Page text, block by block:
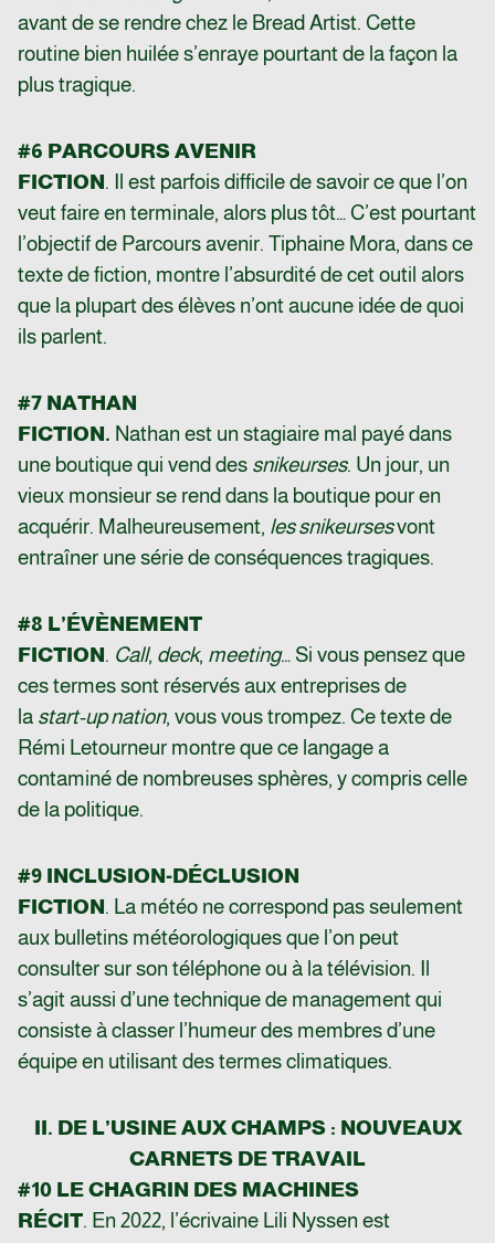
avant de se rendre chez le Bread Artist. Cette
routine bien huilée s’enraye pourtant de la façon la
plus tragique.
#6 PARCOURS AVENIR
FICTION. Il est parfois difficile de savoir ce que l’on
veut faire en terminale, alors plus tôt… C’est pourtant
l’objectif de Parcours avenir. Tiphaine Mora, dans ce
texte de fiction, montre l’absurdité de cet outil alors
que la plupart des élèves n’ont aucune idée de quoi
ils parlent.
#7 NATHAN
FICTION. Nathan est un stagiaire mal payé dans
une boutique qui vend des snikeurses. Un jour, un
vieux monsieur se rend dans la boutique pour en
acquérir. Malheureusement, les snikeursesvont
entraîner une série de conséquences tragiques.
#8 L’ÉVÈNEMENT
FICTION. Call, deck, meeting… Si vous pensez que
ces termes sont réservés aux entreprises de
la start-up nation, vous vous trompez. Ce texte de
Rémi Letourneur montre que ce langage a
contaminé de nombreuses sphères, y compris celle
de la politique.
#9 INCLUSION-DÉCLUSION
FICTION. La météo ne correspond pas seulement
aux bulletins météorologiques que l’on peut
consulter sur son téléphone ou à la télévision. Il
s’agit aussi d’une technique de management qui
consiste à classer l’humeur des membres d’une
équipe en utilisant des termes climatiques.
II. DE L’USINE AUX CHAMPS : NOUVEAUX
CARNETS DE TRAVAIL
#10 LE CHAGRIN DES MACHINES
RÉCIT. En 2022, l’écrivaine Lili Nyssen est